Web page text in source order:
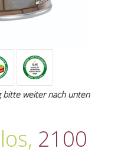
bitte weiter nach unten
, 2100